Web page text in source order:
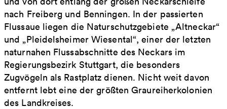
nach Freiberg und Benningen. In der passierten
Flussaue liegen die Naturschutzgebiete „Altneckar“
und „Pleidelsheimer Wiesental“, einer der letzten
naturnahen Flussabschnitte des Neckars im
Regierungsbezirk Stuttgart, die besonders
Zugvögeln als Rastplatz dienen. Nicht weit davon
entfernt lebt eine der größten Graureiherkolonien
des Landkreises.